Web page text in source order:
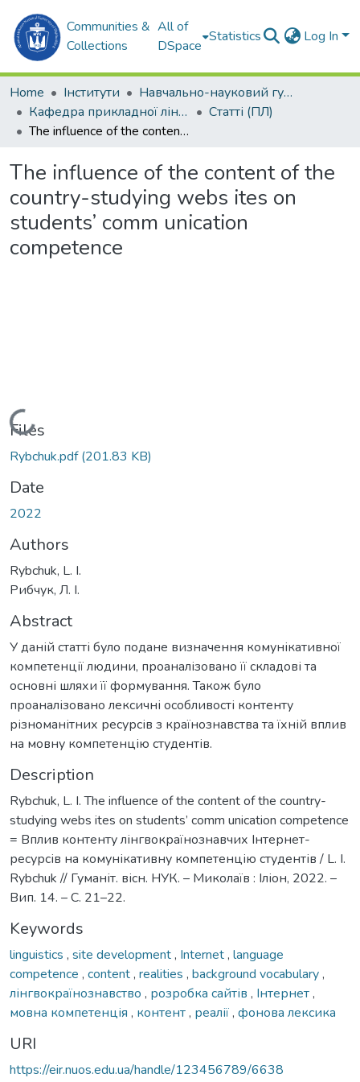
Communities &
Collections
All of
DSpace
Statistics Log In
Home Інститути
Навчально-науковий гуманітарний інститут (ННГІ)
Кафедра прикладної лінгвістики (ПЛ)
Статті (ПЛ)
The influence of the content of the country-studying webs ites on students’ comm unication competence
The influence of the content of the
country-studying webs ites on
students’ comm unication
competence
Loading...
Files
Rybchuk.pdf(201.83 KB)
Date
2022
Authors
Rybchuk, L. I.
Рибчук, Л. І.
Abstract
У даній статті було подане визначення комунікативної
компетенції людини, проаналізовано її складові та
основні шляхи її формування. Також було
проаналізовано лексичні особливості контенту
різноманітних ресурсів з країнознавства та їхній вплив
на мовну компетенцію студентів.
Description
Rybchuk, L. I. The influence of the content of the country-
studying webs ites on students’ comm unication competence
= Вплив контенту лінгвокраїнознавчих Інтернет-
ресурсів на комунікативну компетенцію студентів / L. I.
Rybchuk // Гуманіт. вісн. НУК. – Миколаїв : Іліон, 2022. –
Вип. 14. – С. 21–22.
Keywords
linguistics , site development, Internet, language
competence , content, realities , background vocabulary,
лінгвокраїнознавство , розробка сайтів , Інтернет,
мовна компетенція , контент, реалії, фонова лексика
URI
https://eir.nuos.edu.ua/handle/123456789/6638